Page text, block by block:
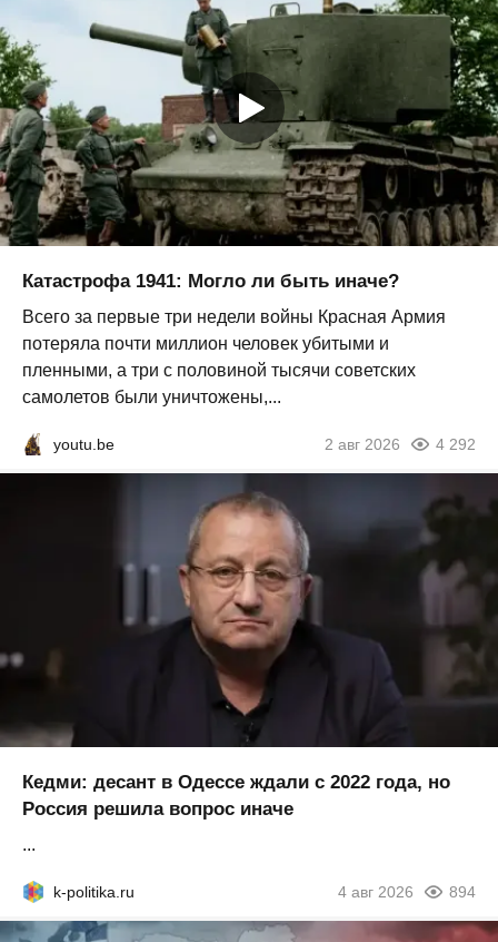
Катастрофа 1941: Могло ли быть иначе?
Всего за первые три недели войны Красная Армия
потеряла почти миллион человек убитыми и
пленными, а три с половиной тысячи советских
самолетов были уничтожены,...
youtu.be 2 авг 2026 4 292
Кедми: десант в Одессе ждали с 2022 года, но
Россия решила вопрос иначе
...
k-politika.ru 4 авг 2026 894